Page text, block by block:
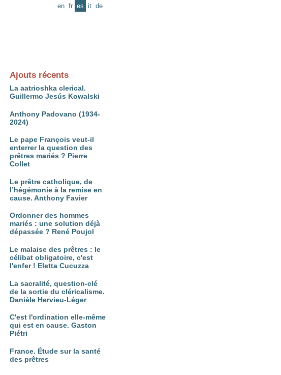
en fr es it de
Ajouts récents
La aatrioshka clerical.
Guillermo Jesús Kowalski
Anthony Padovano (1934-
2024)
Le pape François veut-il
enterrer la question des
prêtres mariés ? Pierre
Collet
Le prêtre catholique, de
l’hégémonie à la remise en
cause. Anthony Favier
Ordonner des hommes
mariés : une solution déjà
dépassée ? René Poujol
Le malaise des prêtres : le
célibat obligatoire, c'est
l'enfer ! Eletta Cucuzza
La sacralité, question-clé
de la sortie du cléricalisme.
Danièle Hervieu-Léger
C'est l'ordination elle-même
qui est en cause. Gaston
Piétri
France. Étude sur la santé
des prêtres